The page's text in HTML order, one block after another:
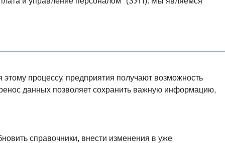
процессу, предприятия получают возможность
данных позволяет сохранить важную информацию,
справочники, внести изменения в уже